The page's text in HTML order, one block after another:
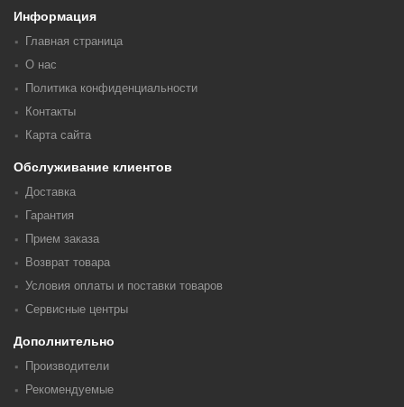
Информация
Главная страница
О нас
Политика конфиденциальности
Контакты
Карта сайта
Обслуживание клиентов
Доставка
Гарантия
Прием заказа
Возврат товара
Условия оплаты и поставки товаров
Сервисные центры
Дополнительно
Производители
Рекомендуемые